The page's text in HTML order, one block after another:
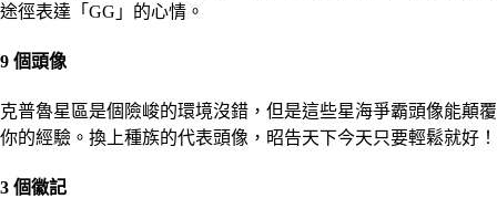
途徑表達「GG」的心情。
9 個頭像
克普魯星區是個險峻的環境沒錯，但是這些星海爭霸頭像能顛覆
你的經驗。換上種族的代表頭像，昭告天下今天只要輕鬆就好！
3 個徽記